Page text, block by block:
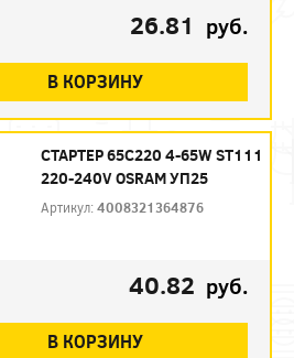
26.81 руб.
В КОРЗИНУ
СТАРТЕР 65С220 4-65W ST111
220-240V OSRAM УП25
Артикул:4008321364876
40.82 руб.
В КОРЗИНУ